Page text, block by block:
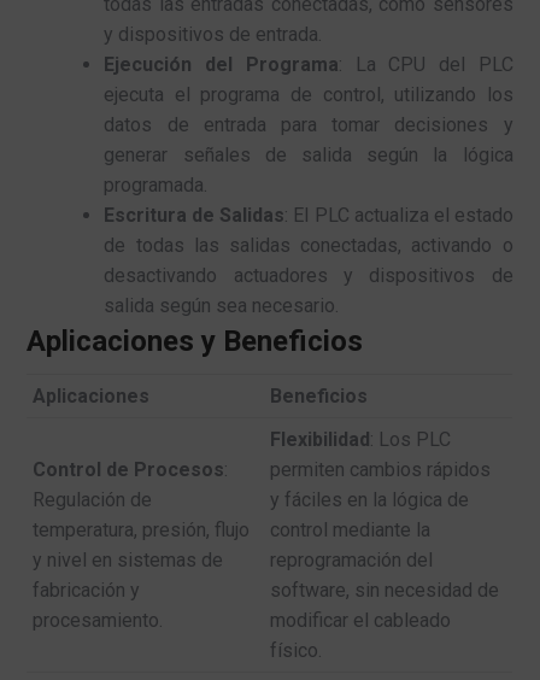
y dispositivos de entrada.
Ejecución del Programa: La CPU del PLC
ejecuta el programa de control, utilizando los
datos de entrada para tomar decisiones y
generar señales de salida según la lógica
programada.
Escritura de Salidas: El PLC actualiza el estado
de todas las salidas conectadas, activando o
desactivando actuadores y dispositivos de
salida según sea necesario.
Aplicaciones y Beneficios
Aplicaciones Beneficios
Control de Procesos:
Regulación de
temperatura, presión, flujo
y nivel en sistemas de
fabricación y
procesamiento.
Flexibilidad: Los PLC
permiten cambios rápidos
y fáciles en la lógica de
control mediante la
reprogramación del
software, sin necesidad de
modificar el cableado
físico.